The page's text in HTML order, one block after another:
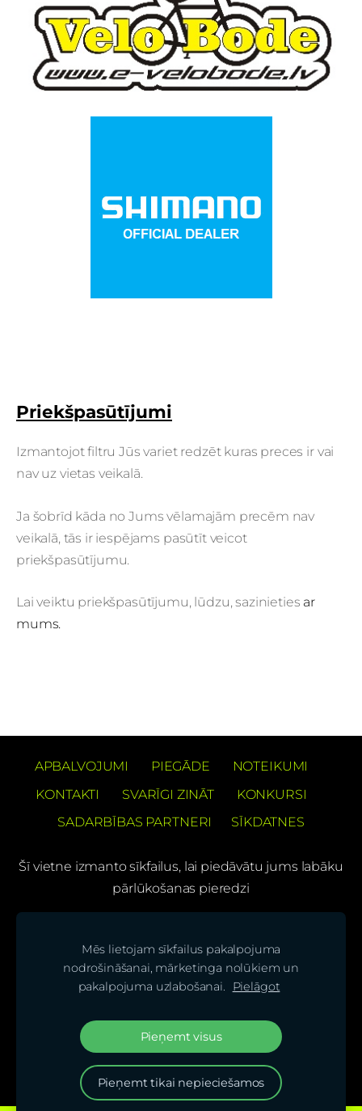
Priekšpasūtījumi
Izmantojot filtru Jūs variet redzēt kuras preces ir vai
nav uz vietas veikalā.
Ja šobrīd kāda no Jums vēlamajām precēm nav
veikalā, tās ir iespējams pasūtīt veicot
priekšpasūtījumu.
Lai veiktu priekšpasūtījumu, lūdzu, sazinieties ar
mums.
APBALVOJUMI PIEGĀDE
NOTEIKUMI
KONTAKTI
SVARĪGI ZINĀT
KONKURSI
SADARBĪBAS PARTNERI
SĪKDATNES
Šī vietne izmanto sīkfailus, lai piedāvātu jums labāku
pārlūkošanas pieredzi
(C) SIA "BS bicycles"
Seko mums mūsu sociālajos tīklos un uzzini
jaunumus pirmais!
Mēs lietojam sīkfailus pakalpojuma
nodrošināšanai, mārketinga nolūkiem un
pakalpojuma uzlabošanai.
Pielāgot
Pieņemt visus
Pieņemt tikai nepieciešamos